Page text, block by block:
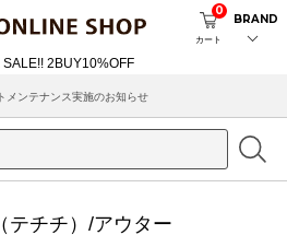
カート
0
BRAND
ンテナンス実施のお知らせ
配送遅延・停止について
テチチ）/アウター